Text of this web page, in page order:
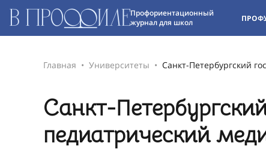
Профориентационный
журнал для школ
Главная Университеты Санкт-Петербургский
Санкт-
педиатрический